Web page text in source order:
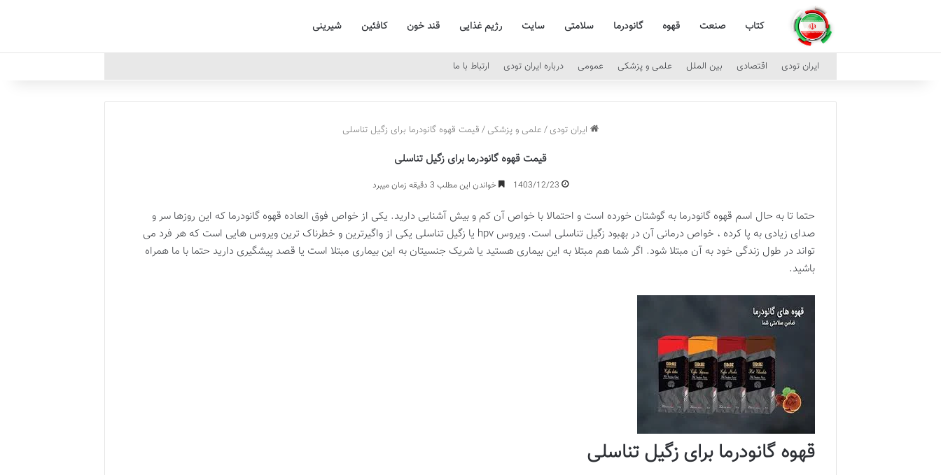
کتاب صنعت قهوه گانودرما سلامتی سایت رژیم غذایی قند خون کافئین شیرینی
ایران تودی اقتصادی بین الملل علمی و پزشکی عمومی درباره ایران تودی ارتباط با ما
ایران تودی / علمی و پزشکی / قیمت قهوه گانودرما برای زگیل تناسلی
قیمت قهوه گانودرما برای زگیل تناسلی
1403/12/23 خواندن این مطلب 3 دقیقه زمان میبرد
حتما تا به حال اسم قهوه گانودرما به گوشتان خورده است و احتمالا با خواص آن کم و بیش آشنایی دارید. یکی از خواص فوق العاده قهوه گانودرما که این روزها سر و
صدای زیادی به پا کرده ، خواص درمانی آن در بهبود زگیل تناسلی است. ویروس hpv یا زگیل تناسلی یکی از واگیرترین و خطرناک ترین ویروس هایی است که هر فرد می
تواند در طول زندگی خود به آن مبتلا شود. اگر شما هم مبتلا به این بیماری هستید یا شریک جنسیتان به این بیماری مبتلا است یا قصد پیشگیری دارید حتما با ما همراه
باشید.
قهوه گانودرما برای زگیل تناسلی